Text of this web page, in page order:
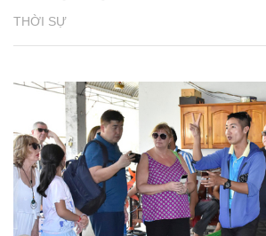
THỜI SỰ